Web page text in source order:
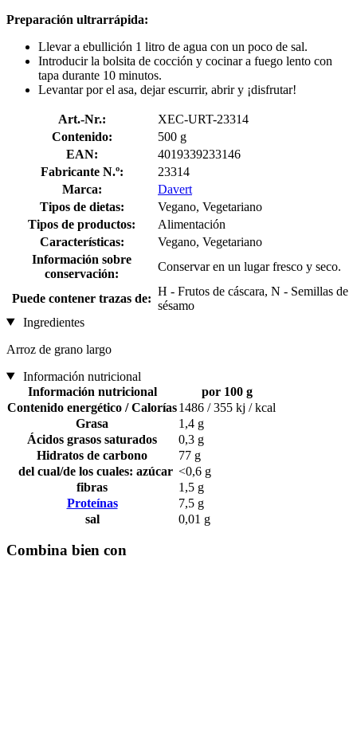
Preparación ultrarrápida:
Llevar a ebullición 1 litro de agua con un poco de sal.
Introducir la bolsita de cocción y cocinar a fuego lento con
tapa durante 10 minutos.
Levantar por el asa, dejar escurrir, abrir y ¡disfrutar!
Art.-Nr.:
XEC-URT-23314
Contenido:
500 g
EAN:
4019339233146
Fabricante N.º:
23314
Marca:
Davert
Tipos de dietas:
Vegano, Vegetariano
Tipos de productos:
Alimentación
Características:
Vegano, Vegetariano
Información sobre
conservación:
Conservar en un lugar fresco y seco.
Puede contener trazas de:
H - Frutos de cáscara, N - Semillas de
sésamo
Ingredientes
Arroz de grano largo
Información nutricional
Información nutricional
por 100 g
Contenido energético / Calorías1486 / 355 kj / kcal
Grasa
1,4 g
Ácidos grasos saturados
0,3 g
Hidratos de carbono
77 g
del cual/de los cuales: azúcar <0,6 g
fibras
1,5 g
Proteínas
7,5 g
sal
0,01 g
Combina bien con